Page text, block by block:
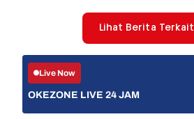
Lihat Berita Terkait
Live Now
OKEZONE LIVE 24 JAM